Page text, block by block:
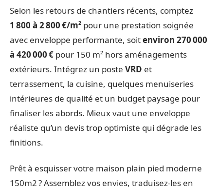
Selon les retours de chantiers récents, comptez
1 800 à 2 800 €/m² pour une prestation soignée
avec enveloppe performante, soitenviron 270 000
à 420 000 € pour 150 m² hors aménagements
extérieurs. Intégrez un poste VRD et
terrassement, la cuisine, quelques menuiseries
intérieures de qualité et un budget paysage pour
finaliser les abords. Mieux vaut une enveloppe
réaliste qu’un devis trop optimiste qui dégrade les
finitions.
Prêt à esquisser votre maison plain pied moderne
150m2 ? Assemblez vos envies, traduisez-les en